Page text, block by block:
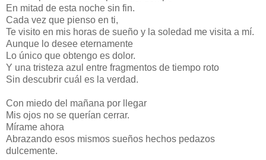
En mitad de esta noche sin fin.
Cada vez que pienso en ti,
Te visito en mis horas de sueño y la soledad me visita a mí.
Aunque lo desee eternamente
Lo único que obtengo es dolor.
Y una tristeza azul entre fragmentos de tiempo roto
Sin descubrir cuál es la verdad.
Con miedo del mañana por llegar
Mis ojos no se querían cerrar.
Mírame ahora
Abrazando esos mismos sueños hechos pedazos
dulcemente.